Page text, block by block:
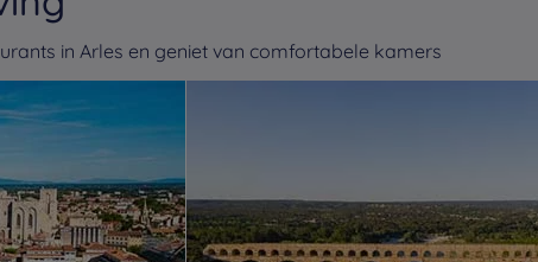
in Arles en geniet van comfortabele kamers